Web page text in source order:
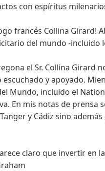
con espíritus
francés Collina Girard!
del mundo -
el Sr. Collina Girard
escuchado y apoyado.
Mundo, incluido el
En mis notas de
y Cádiz sino
claro que invertir en